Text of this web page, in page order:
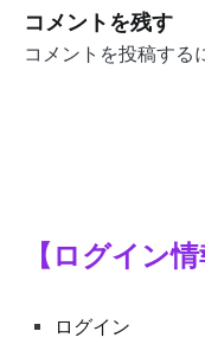
ビ
ゲ
コメントを残す
コメントを投稿する
【ログイン情
ログイン